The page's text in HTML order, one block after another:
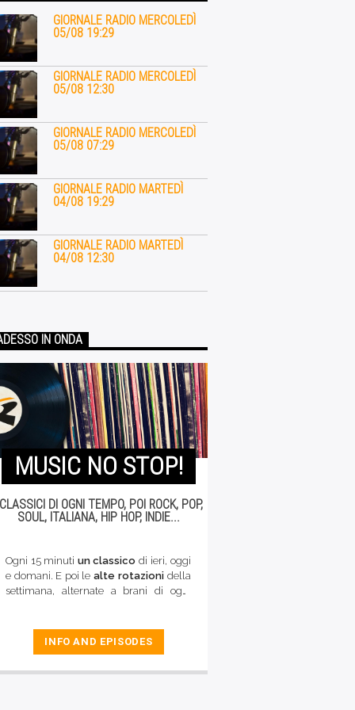
GIORNALE RADIO MERCOLEDÌ
05/08 19:29
GIORNALE RADIO MERCOLEDÌ
05/08 12:30
GIORNALE RADIO MERCOLEDÌ
05/08 07:29
GIORNALE RADIO MARTEDÌ
04/08 19:29
GIORNALE RADIO MARTEDÌ
04/08 12:30
IN ONDA
MUSIC NO STOP!
DI OGNI TEMPO, POI ROCK, POP,
SOUL, ITALIANA, HIP HOP, INDIE...
Ogni 15 minuti un classico di ieri, oggi
e domani. E poi le alte rotazioni della
settimana, alternate a brani di ogni
blues...). La buona musica di qualità
INFO AND EPISODES